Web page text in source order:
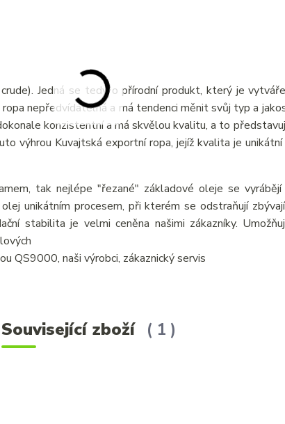
Jedná se tedy o přírodní produkt, který je
nepředvídatelná a má tendenci měnit svůj typ a
konzistentní a má skvělou kvalitu, a to
výhrou Kuvajtská exportní ropa, jejíž kvalita je unikátní
tak nejlépe "řezané" základové oleje se vyrábějí
unikátním procesem, při kterém se odstraňují
stabilita je velmi ceněna našimi zákazníky.
QS9000, naši výrobci, zákaznický servis
Související zboží 1